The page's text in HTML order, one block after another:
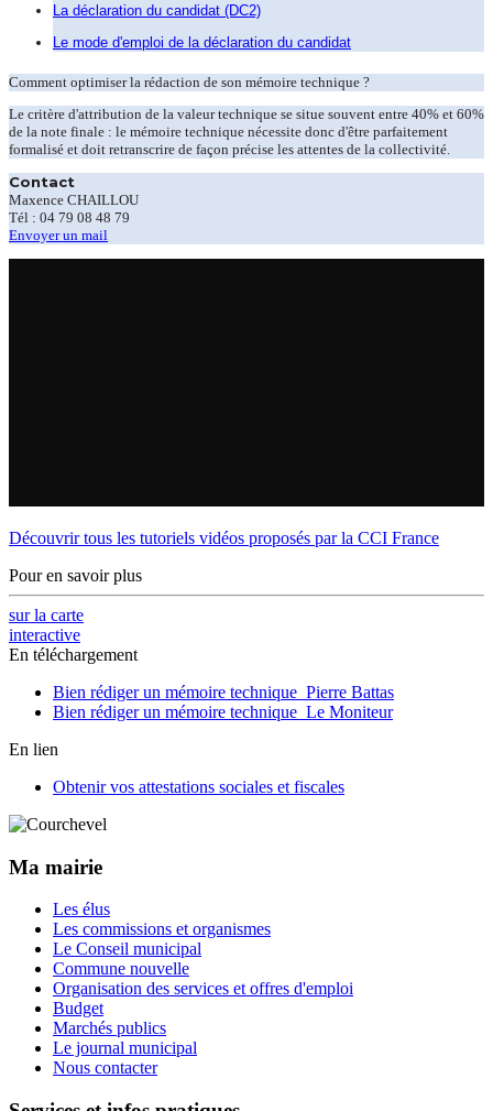
La déclaration du candidat (DC2)
Le mode d'emploi de la déclaration du candidat
Comment optimiser la rédaction de son mémoire technique ?
Le critère d'attribution de la valeur technique se situe souvent entre 40% et 60%
de la note finale : le mémoire technique nécessite donc d'être parfaitement
formalisé et doit retranscrire de façon précise les attentes de la collectivité.
Contact
Maxence CHAILLOU
Tél : 04 79 08 48 79
Envoyer un mail
Découvrir tous les tutoriels vidéos proposés par la CCI France
Pour en savoir plus
sur la carte
interactive
En téléchargement
Bien rédiger un mémoire technique_Pierre Battas
Bien rédiger un mémoire technique_Le Moniteur
En lien
Obtenir vos attestations sociales et fiscales
Ma mairie
Les élus
Les commissions et organismes
Le Conseil municipal
Commune nouvelle
Organisation des services et offres d'emploi
Budget
Marchés publics
Le journal municipal
Nous contacter